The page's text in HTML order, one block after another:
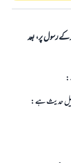
کے رسول پر، بعد
ذيل حديث ہے: